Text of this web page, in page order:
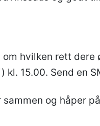
hvilken rett dere
kl. 15.00. Send en
og håper